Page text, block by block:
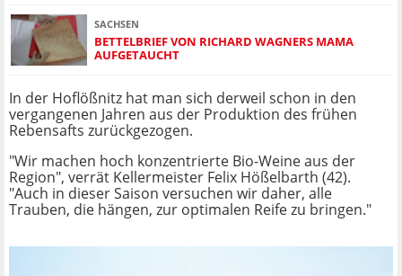
SACHSEN
BETTELBRIEF VON RICHARD WAGNERS MAMA
AUFGETAUCHT
In der Hoflößnitz hat man sich derweil schon in den
vergangenen Jahren aus der Produktion des frühen
Rebensafts zurückgezogen.
"Wir machen hoch konzentrierte Bio-Weine aus der
Region", verrät Kellermeister Felix Hößelbarth (42).
"Auch in dieser Saison versuchen wir daher, alle
Trauben, die hängen, zur optimalen Reife zu bringen."